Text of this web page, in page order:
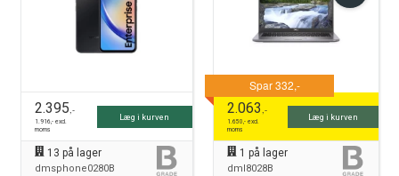
2.395,-
1.916,- excl.
moms
Læg i kurven
13 på lager
dmsphone0280B
2.063,-
1.650,- excl.
moms
Læg i kurven
1 på lager
dml8028B